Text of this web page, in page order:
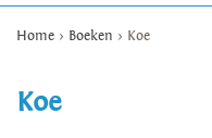
Home > Boeken > Koe
Koe